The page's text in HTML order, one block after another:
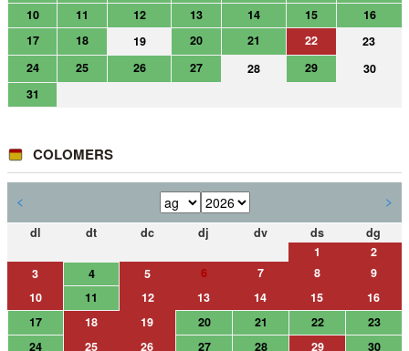
10
11 12 13 14 15
16
17
18 19 20 21 22
23
24
25 26 27 28 29
30
31
COLOMERS
< >
dl dt dc dj dv ds
dg
1
2
3
4 5 6 7 8
9
10
11 12 13 14 15
16
17
18 19 20 21 22
23
24
25 26 27 28 29
30